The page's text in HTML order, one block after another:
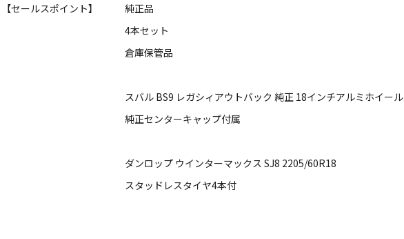
【セールスポイント】
純正品
4本セット
倉庫保管品
スバル BS9 レガシィアウトバック 純正 18インチアルミホイール
純正センターキャップ付属
ダンロップ ウインターマックス SJ8 2205/60R18
スタッドレスタイヤ4本付